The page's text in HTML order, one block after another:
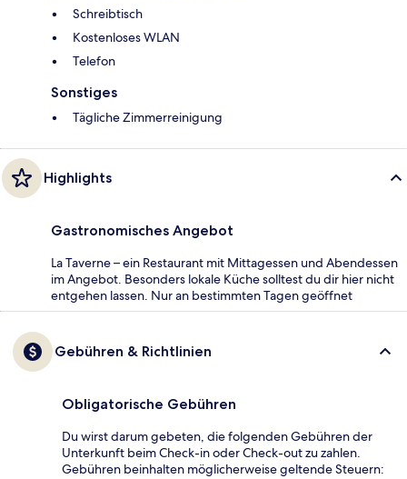
Schreibtisch
Kostenloses WLAN
Telefon
Sonstiges
Tägliche Zimmerreinigung
Highlights
Gastronomisches Angebot
La Taverne – ein Restaurant mit Mittagessen und Abendessen
im Angebot. Besonders lokale Küche solltest du dir hier nicht
entgehen lassen. Nur an bestimmten Tagen geöffnet
Gebühren & Richtlinien
Obligatorische Gebühren
Du wirst darum gebeten, die folgenden Gebühren der
Unterkunft beim Check-in oder Check-out zu zahlen.
Gebühren beinhalten möglicherweise geltende Steuern: